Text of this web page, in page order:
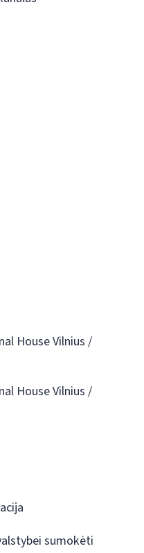
House Vilnius /
House Vilnius /
sumokėti